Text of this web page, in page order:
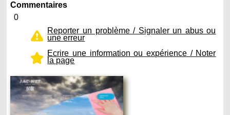
Commentaires
0
Reporter un problème / Signaler un abus ou
une erreur
Ecrire une information ou expérience / Noter
la page